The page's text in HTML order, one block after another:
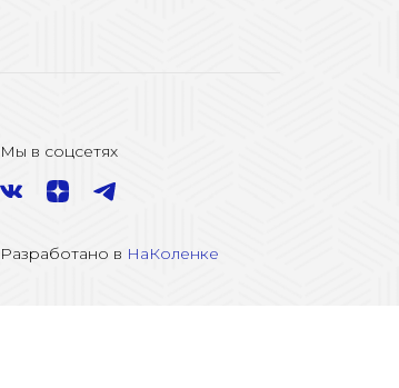
Мы в соцсетях
Разработано в НаКоленке